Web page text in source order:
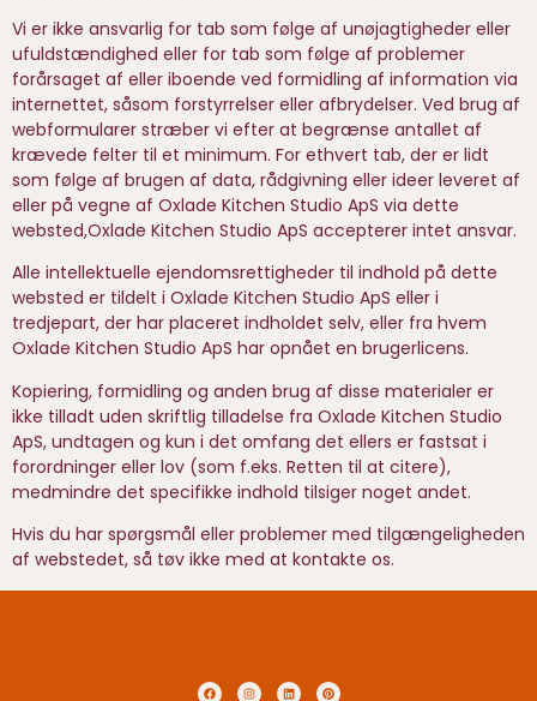
Vi er ikke ansvarlig for tab som følge af unøjagtigheder eller
ufuldstændighed eller for tab som følge af problemer
forårsaget af eller iboende ved formidling af information via
internettet, såsom forstyrrelser eller afbrydelser. Ved brug af
webformularer stræber vi efter at begrænse antallet af
krævede felter til et minimum. For ethvert tab, der er lidt
som følge af brugen af ​​data, rådgivning eller ideer leveret af
eller på vegne af Oxlade Kitchen Studio ApS via dette
websted,Oxlade Kitchen Studio ApS accepterer intet ansvar.
Alle intellektuelle ejendomsrettigheder til indhold på dette
websted er tildelt i Oxlade Kitchen Studio ApS eller i
tredjepart, der har placeret indholdet selv, eller fra hvem
Oxlade Kitchen Studio ApS har opnået en brugerlicens.
Kopiering, formidling og anden brug af disse materialer er
ikke tilladt uden skriftlig tilladelse fra Oxlade Kitchen Studio
ApS, undtagen og kun i det omfang det ellers er fastsat i
forordninger eller lov (som f.eks. Retten til at citere),
medmindre det specifikke indhold tilsiger noget andet.
Hvis du har spørgsmål eller problemer med tilgængeligheden
af ​​webstedet, så tøv ikke med at kontakte os.